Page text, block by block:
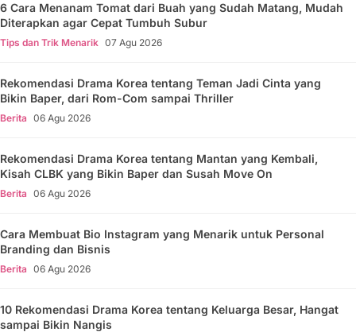
6 Cara Menanam Tomat dari Buah yang Sudah Matang, Mudah
Diterapkan agar Cepat Tumbuh Subur
Tips dan Trik Menarik 07 Agu 2026
Rekomendasi Drama Korea tentang Teman Jadi Cinta yang
Bikin Baper, dari Rom-Com sampai Thriller
Berita 06 Agu 2026
Rekomendasi Drama Korea tentang Mantan yang Kembali,
Kisah CLBK yang Bikin Baper dan Susah Move On
Berita 06 Agu 2026
Cara Membuat Bio Instagram yang Menarik untuk Personal
Branding dan Bisnis
Berita 06 Agu 2026
10 Rekomendasi Drama Korea tentang Keluarga Besar, Hangat
sampai Bikin Nangis